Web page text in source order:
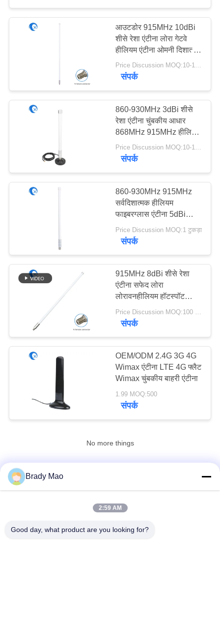
आउटडोर 915MHz 10dBi
शीसे रेशा एंटीना लोरा गेटवे
हीलियम एंटीना ओमनी दिशात्मक
एन प्रकार महिला एंटीना:
Price Discussion MOQ:10-100 पीसी
संपर्क
860-930MHz 3dBi शीसे
रेशा एंटीना चुंबकीय आधार
868MHz 915MHz हीलियम
एंटीना लोरावन हॉटस्पॉट्स
माइनर के लिए
Price Discussion MOQ:10-100 पीसी
संपर्क
860-930MHz 915MHz
सर्वदिशात्मक हीलियम
फाइबरग्लास एंटीना 5dBi
लोरावन गेटवे हॉटस्पॉट माइनर
Price Discussion MOQ:1 टुकड़ा
संपर्क
915MHz 8dBi शीसे रेशा
एंटीना सफेद लोरा
लोरावनहीलियम हॉटस्पॉट
माइनर इंडोर / आउटडोर एंटीना
Price Discussion MOQ:100 पीसी
संपर्क
OEM/ODM 2.4G 3G 4G
Wimax एंटीना LTE 4G फ्लैट
Wimax चुंबकीय बाहरी एंटीना
1.99 MOQ:500
संपर्क
No more things
लोकप्रिय श्रेणियां
Brady Mao
2:59 AM
Good day, what product are you looking for?